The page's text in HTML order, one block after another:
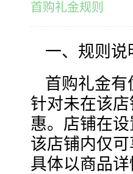
首购礼金规则
一、规则说
首购礼金
针对未在该
惠。店铺在
该店铺内仅
具体以商品